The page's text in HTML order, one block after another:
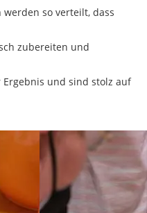
so verteilt, dass
zubereiten und
und sind stolz auf
Next